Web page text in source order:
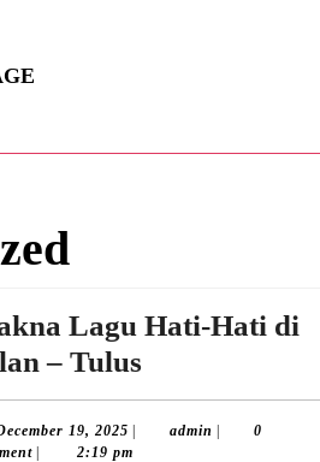
Lagu Hati-Hati di
– Tulus
Lagu
Hati-
19, 2025 December
19,
admin admin0
2:19 pm